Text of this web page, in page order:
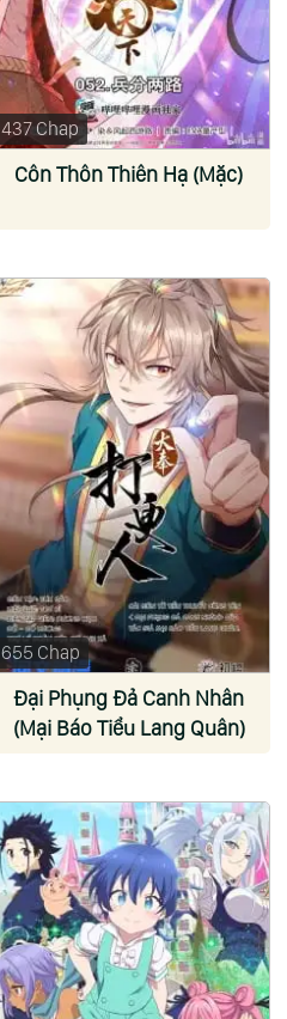
437 Chap
Côn Thôn Thiên Hạ (Mặc)
655 Chap
Đại Phụng Đả Canh Nhân
(Mại Báo Tiểu Lang Quân)